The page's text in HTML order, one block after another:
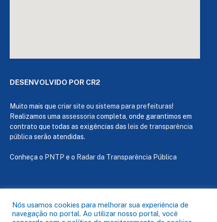
DESENVOLVIDO POR CR2
Muito mais que criar site ou sistema para prefeituras!
Realizamos uma assessoria completa, onde garantimos em
contrato que todas as exigências das leis de transparência
pública serão atendidas.
Conheça o PNTP e o Radar da Transparência Pública
Todos os direitos reservados a Câmara de Capanema
Nós usamos cookies para melhorar sua experiência de
navegação no portal. Ao utilizar nosso portal, você